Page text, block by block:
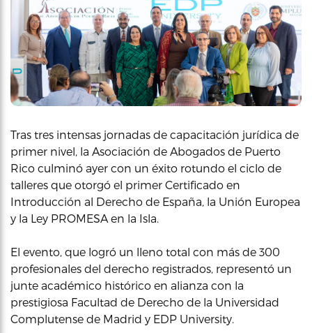
Tras tres intensas jornadas de capacitación jurídica de
primer nivel, la Asociación de Abogados de Puerto
Rico culminó ayer con un éxito rotundo el ciclo de
talleres que otorgó el primer Certificado en
Introducción al Derecho de España, la Unión Europea
y la Ley PROMESA en la Isla.
El evento, que logró un lleno total con más de 300
profesionales del derecho registrados, representó un
junte académico histórico en alianza con la
prestigiosa Facultad de Derecho de la Universidad
Complutense de Madrid y EDP University.